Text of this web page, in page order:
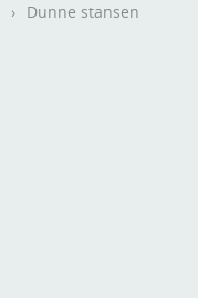
› Dunne stansen